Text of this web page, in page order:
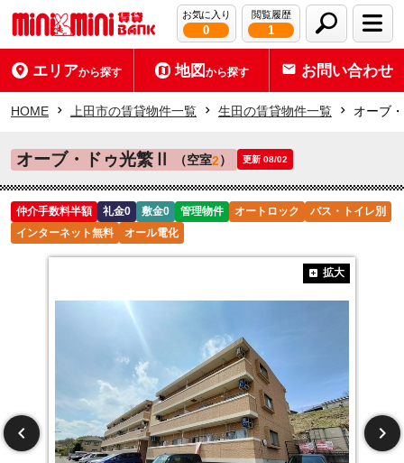
お気に入り
0
閲覧履歴
1
エリアから探す 地図から探す お問い合わせ
HOME 上田市の賃貸物件一覧 生田の賃貸物件一覧 オーブ
オーブ・ドゥ光繁Ⅱ （空室2） 更新 08/02
仲介手数料半額 礼金0 敷金0 管理物件 オートロック
バス・トイレ別
インターネット無料
オール電化
拡大